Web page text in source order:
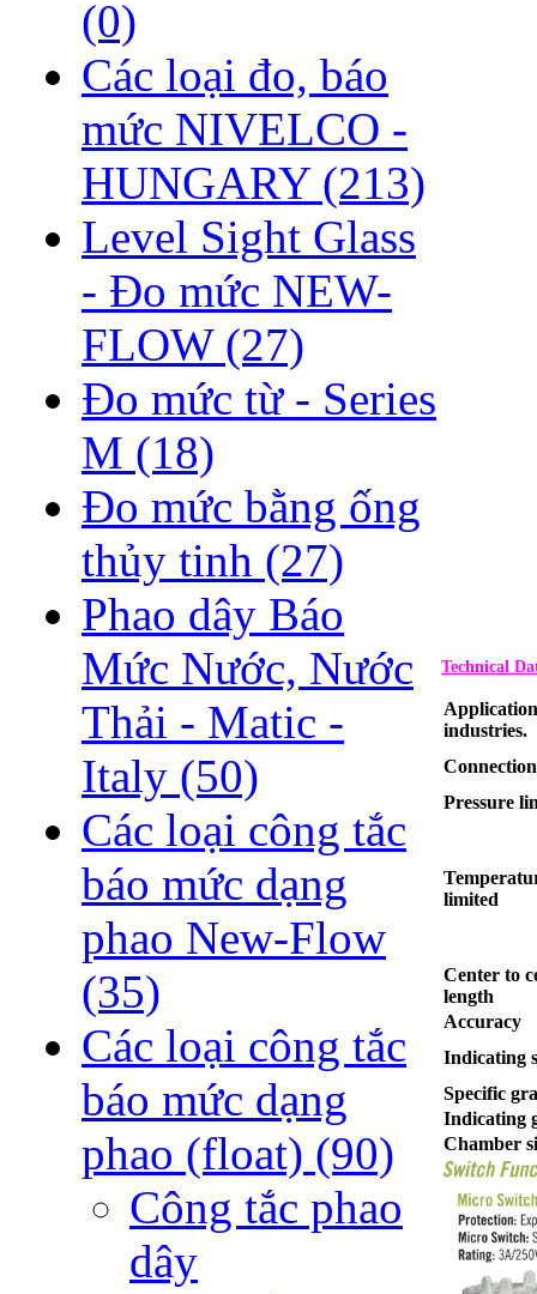
(0)
Các loại đo, báo
mức NIVELCO -
HUNGARY (213)
Level Sight Glass
- Đo mức NEW-
FLOW (27)
Đo mức từ - Series
M (18)
Đo mức bằng ống
thủy tinh (27)
Phao dây Báo
Mức Nước, Nước
Thải - Matic -
Italy (50)
Các loại công tắc
báo mức dạng
phao New-Flow
(35)
Các loại công tắc
báo mức dạng
phao (float) (90)
Công tắc phao
dây
Technical
industries.
Connection
Pressure
limited
Center to
length
Accuracy
Indicating
Specific
Indicating
Chamber